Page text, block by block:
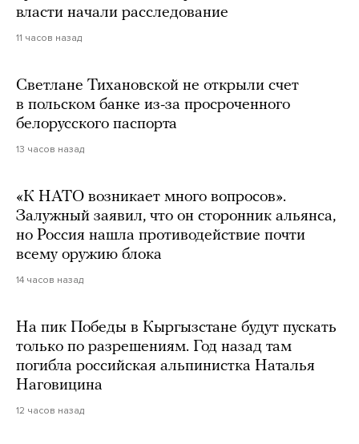
власти начали расследование
11 часов назад
Светлане Тихановской не открыли счет
в польском банке из-за просроченного
белорусского паспорта
13 часов назад
«К НАТО возникает много вопросов».
Залужный заявил, что он сторонник альянса,
но Россия нашла противодействие почти
всему оружию блока
14 часов назад
На пик Победы в Кыргызстане будут пускать
только по разрешениям. Год назад там
погибла российская альпинистка Наталья
Наговицина
12 часов назад